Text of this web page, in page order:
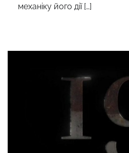
механіку його дії […]